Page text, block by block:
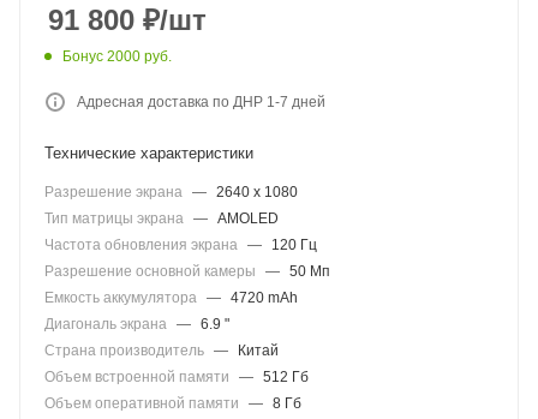
91 800 ₽/шт
Бонус 2000 руб.
Адресная доставка по ДНР 1-7 дней
Технические характеристики
Разрешение экрана — 2640 x 1080
Тип матрицы экрана — AMOLED
Частота обновления экрана —
120 Гц
Разрешение основной камеры
— 50 Мп
Емкость аккумулятора — 4720 mAh
Диагональ экрана — 6.9 "
Страна производитель —
Китай
Объем встроенной памяти
— 512 Гб
Объем оперативной памяти
— 8 Гб